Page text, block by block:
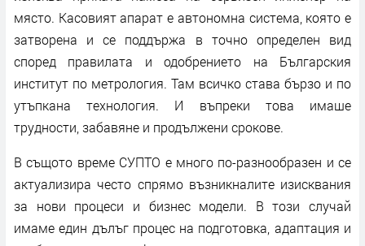
място. Касовият апарат е автономна система, която е
затворена и се поддържа в точно определен вид
според правилата и одобрението на Българския
институт по метрология. Там всичко става бързо и по
утъпкана технология. И въпреки това имаше
трудности, забавяне и продължени срокове.
В същото време СУПТО е много по-разнообразен и се
актуализира често спрямо възникналите изисквания
за нови процеси и бизнес модели. В този случай
имаме един дълъг процес на подготовка, адаптация и